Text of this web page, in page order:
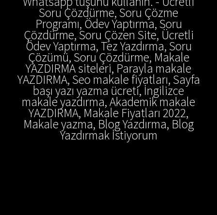
Soru Çözdürme, Soru Çözme
Programı, Ödev Yaptırma, Soru
Çözdürme, Soru Çözen Site, Ücretli
Ödev Yaptırma, Tez Yazdırma, Soru
Çözümü, Soru Çözdürme, Makale
YAZDIRMA siteleri, Parayla makale
YAZDIRMA, Seo makale fiyatları, Sayfa
başı yazı yazma ücreti, İngilizce
makale yazdırma, Akademik makale
YAZDIRMA, Makale Fiyatları 2022,
Makale yazma, Blog Yazdırma, Blog
Yazdırmak İstiyorum